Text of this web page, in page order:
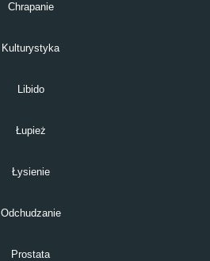
Chrapanie
Kulturystyka
Libido
Łupież
Łysienie
Odchudzanie
Prostata